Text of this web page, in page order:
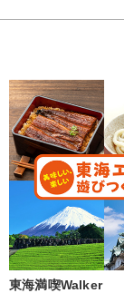
東海満喫Walker